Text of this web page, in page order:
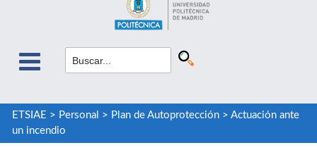
ETSIAE > Personal > Plan de Autoprotección> Actuación ante
un incendio